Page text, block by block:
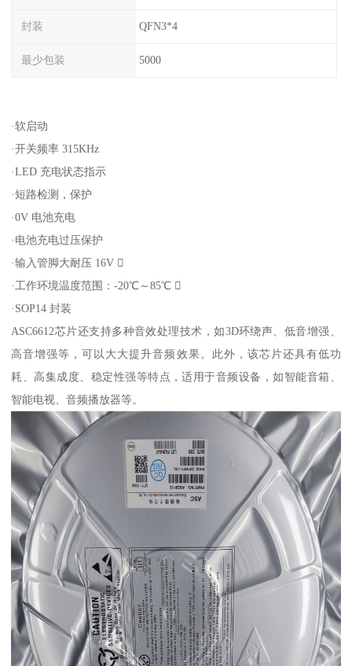
封装 QFN3*4
最少包装 5000
·软启动
·开关频率 315KHz
·LED 充电状态指示
·短路检测，保护
·0V 电池充电
·电池充电过压保护
·输入管脚大耐压 16V 
·工作环境温度范围：-20℃～85℃ 
·SOP14 封装
ASC6612芯片还支持多种音效处理技术，如3D环绕声、低音增强、
高音增强等，可以大大提升音频效果。此外，该芯片还具有低功
耗、高集成度、稳定性强等特点，适用于音频设备，如智能音箱、
智能电视、音频播放器等。